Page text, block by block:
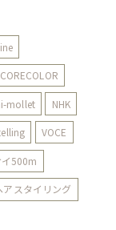
CORECOLOR
mollet NHK
VOCE
500m
アスタイリング